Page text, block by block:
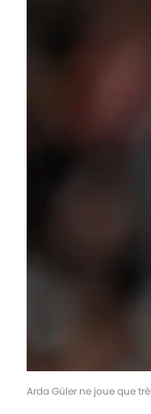
Arda Güler ne joue que